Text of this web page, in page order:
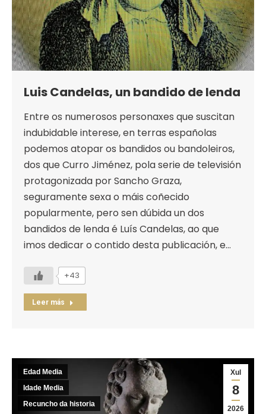
Luis Candelas, un bandido de lenda
Entre os numerosos personaxes que suscitan
indubidable interese, en terras españolas
podemos atopar os bandidos ou bandoleiros,
dos que Curro Jiménez, pola serie de televisión
protagonizada por Sancho Graza,
seguramente sexa o máis coñecido
popularmente, pero sen dúbida un dos
bandidos de lenda é Luís Candelas, ao que
imos dedicar o contido desta publicación, e…
+43
Leer más
Xul
8
2026
Edad Media
Idade Media
Recuncho da historia